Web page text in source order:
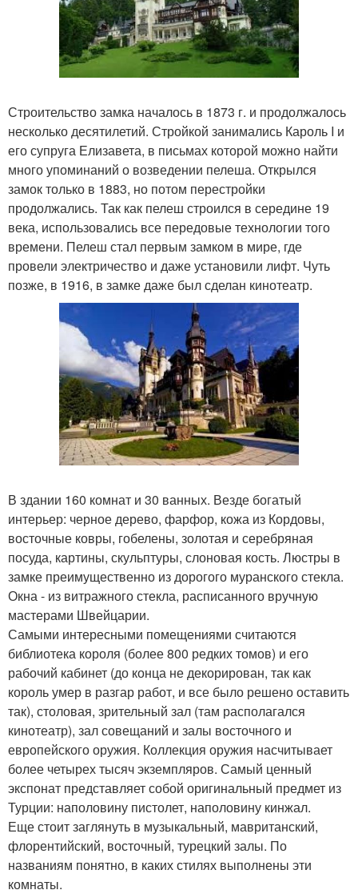
Строительство замка началось в 1873 г. и продолжалось
несколько десятилетий. Стройкой занимались Кароль I и
его супруга Елизавета, в письмах которой можно найти
много упоминаний о возведении пелеша. Открылся
замок только в 1883, но потом перестройки
продолжались. Так как пелеш строился в середине 19
века, использовались все передовые технологии того
времени. Пелеш стал первым замком в мире, где
провели электричество и даже установили лифт. Чуть
позже, в 1916, в замке даже был сделан кинотеатр.
В здании 160 комнат и 30 ванных. Везде богатый
интерьер: черное дерево, фарфор, кожа из Кордовы,
восточные ковры, гобелены, золотая и серебряная
посуда, картины, скульптуры, слоновая кость. Люстры в
замке преимущественно из дорогого муранского стекла.
Окна - из витражного стекла, расписанного вручную
мастерами Швейцарии.
Самыми интересными помещениями считаются
библиотека короля (более 800 редких томов) и его
рабочий кабинет (до конца не декорирован, так как
король умер в разгар работ, и все было решено оставить
так), столовая, зрительный зал (там располагался
кинотеатр), зал совещаний и залы восточного и
европейского оружия. Коллекция оружия насчитывает
более четырех тысяч экземпляров. Самый ценный
экспонат представляет собой оригинальный предмет из
Турции: наполовину пистолет, наполовину кинжал.
Еще стоит заглянуть в музыкальный, мавританский,
флорентийский, восточный, турецкий залы. По
названиям понятно, в каких стилях выполнены эти
комнаты.